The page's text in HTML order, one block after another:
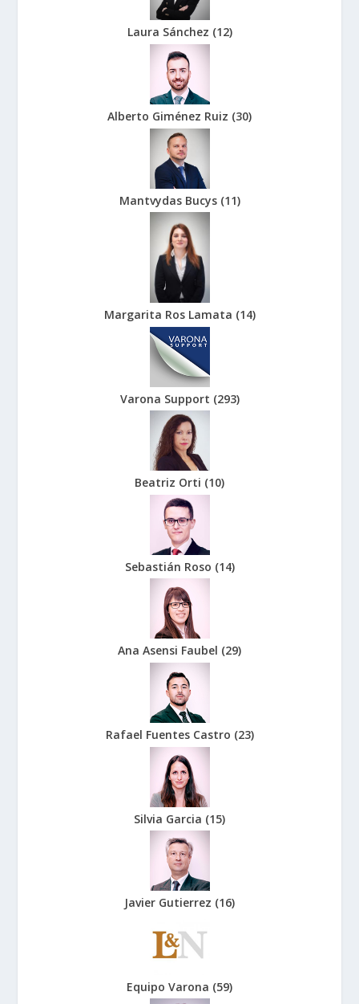
Laura Sánchez (12)
Alberto Giménez Ruiz (30)
Mantvydas Bucys (11)
Margarita Ros Lamata (14)
Varona Support (293)
Beatriz Orti (10)
Sebastián Roso (14)
Ana Asensi Faubel (29)
Rafael Fuentes Castro (23)
Silvia Garcia (15)
Javier Gutierrez (16)
Equipo Varona (59)